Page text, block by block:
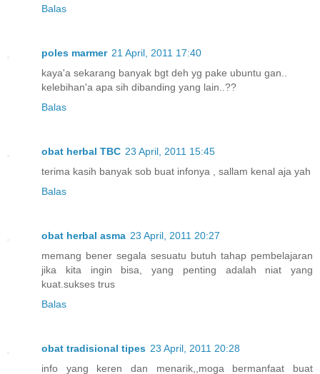
Balas
poles marmer 21 April, 2011 17:40
kaya'a sekarang banyak bgt deh yg pake ubuntu gan..
kelebihan'a apa sih dibanding yang lain..??
Balas
obat herbal TBC 23 April, 2011 15:45
terima kasih banyak sob buat infonya , sallam kenal aja yah
Balas
obat herbal asma 23 April, 2011 20:27
memang bener segala sesuatu butuh tahap pembelajaran
jika kita ingin bisa, yang penting adalah niat yang
kuat.sukses trus
Balas
obat tradisional tipes 23 April, 2011 20:28
info yang keren dan menarik,,moga bermanfaat buat